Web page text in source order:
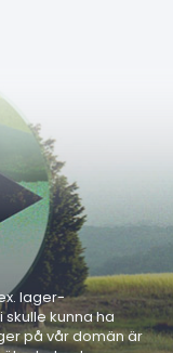
lager-
kunna ha
på vår domän är